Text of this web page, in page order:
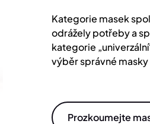
Kategorie masek
odrážely potřeby a
kategorie
výběr správné
Prozkoumejte